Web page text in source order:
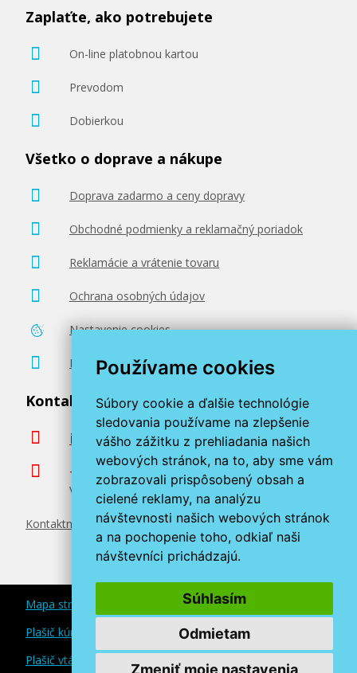
Používame cookies
Súbory cookie a ďalšie technológie
sledovania používame na zlepšenie
vášho zážitku z prehliadania našich
webových stránok, na to, aby sme vám
zobrazovali prispôsobený obsah a
cielené reklamy, na analýzu
návštevnosti našich webových stránok
a na pochopenie toho, odkiaľ naši
návštevníci prichádzajú.
Súhlasím
Odmietam
Zmeniť moje nastavenia
Zaplaťte, ako potrebujete
On-line platobnou kartou
Prevodom
Dobierkou
Všetko o doprave a nákupe
Doprava zadarmo a ceny dopravy
Obchodné podmienky a reklamačný poriadok
Reklamácie a vrátenie tovaru
Ochrana osobných údajov
Nastavenie cookies
Poradenstvo zadarmo
Kontaktujte nás
info@miroluk.sk
+420 377 222 313
Volajte v pracovné dni od 8. do 17. hod.
Kontaktné údaje
Mapa stránok
Plašič kún a myší
Plašič vtákov